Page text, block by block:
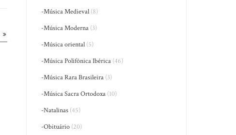
-Música Medieval (8)
-Música Moderna (3)
-Música oriental (5)
-Música Polifônica Ibérica (46)
-Música Rara Brasileira (3)
-Música Sacra Ortodoxa (10)
-Natalinas (45)
-Obituário (20)